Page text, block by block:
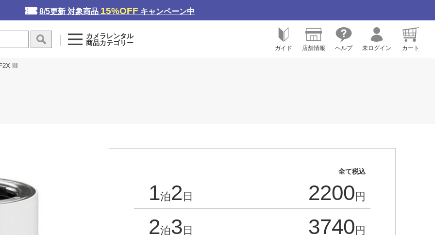
8/5更新 対象商品 15%OFF キャンペーン中
カメラレンタル
商品カテゴリー
ガイド 店舗情報 ヘルプ 未ログイン カート
III
全て税込
1泊2 日 2200 円
2泊3 日 3740 円